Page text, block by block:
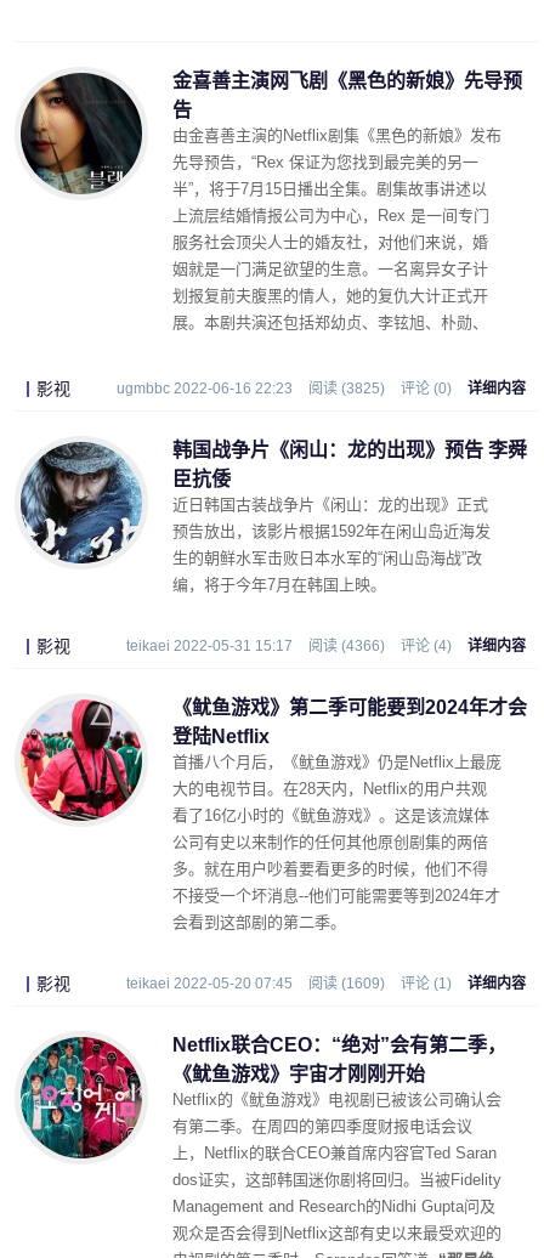
金喜善主演网飞剧《黑色的新娘》先导预
告
由金喜善主演的Netflix剧集《黑色的新娘》发布
先导预告，“Rex 保证为您找到最完美的另一
半”，将于7月15日播出全集。剧集故事讲述以
上流层结婚情报公司为中心，Rex 是一间专门
服务社会顶尖人士的婚友社，对他们来说，婚
姻就是一门满足欲望的生意。一名离异女子计
划报复前夫腹黑的情人，她的复仇大计正式开
展。本剧共演还包括郑幼贞、李铉旭、朴勋、
影视 ugmbbc 2022-06-16 22:23 阅读 (3825) 评论 (0) 详细内容
韩国战争片《闲山：龙的出现》预告 李舜
臣抗倭
近日韩国古装战争片《闲山：龙的出现》正式
预告放出，该影片根据1592年在闲山岛近海发
生的朝鲜水军击败日本水军的“闲山岛海战”改
编，将于今年7月在韩国上映。
影视 teikaei 2022-05-31 15:17 阅读 (4366) 评论 (4) 详细内容
《鱿鱼游戏》第二季可能要到2024年才会
登陆Netflix
首播八个月后，《鱿鱼游戏》仍是Netflix上最庞
大的电视节目。在28天内，Netflix的用户共观
看了16亿小时的《鱿鱼游戏》。这是该流媒体
公司有史以来制作的任何其他原创剧集的两倍
多。就在用户吵着要看更多的时候，他们不得
不接受一个坏消息--他们可能需要等到2024年才
会看到这部剧的第二季。
影视 teikaei 2022-05-20 07:45 阅读 (1609) 评论 (1) 详细内容
Netflix联合CEO：“绝对”会有第二季，
《鱿鱼游戏》宇宙才刚刚开始
Netflix的《鱿鱼游戏》电视剧已被该公司确认会
有第二季。在周四的第四季度财报电话会议
上，Netflix的联合CEO兼首席内容官Ted Saran
dos证实，这部韩国迷你剧将回归。当被Fidelity
Management and Research的Nidhi Gupta问及
观众是否会得到Netflix这部有史以来最受欢迎的